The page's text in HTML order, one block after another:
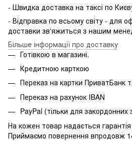
- Швидка доставка на таксі по
- Відправка по всьому світу - для
доставки зв'яжиться з нашим
Більше інформації про доставку
Готівкою в магазині.
Кредитною карткою
Переказ на картки ПриватБанк
Переказ на рахунок IBAN
PayPal (тільки для закордонних
На кожен товар надається
Приймаємо повернення впродовж